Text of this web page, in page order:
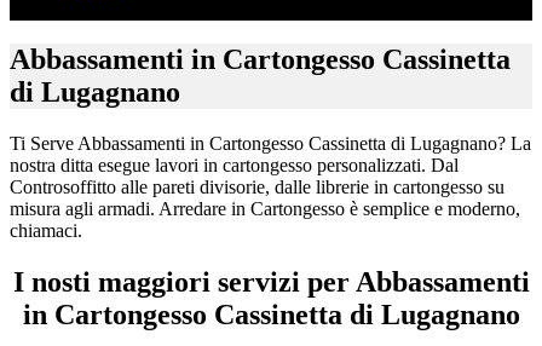
Abbassamenti in Cartongesso Cassinetta
di Lugagnano
Ti Serve Abbassamenti in Cartongesso Cassinetta di Lugagnano? La
nostra ditta esegue lavori in cartongesso personalizzati. Dal
Controsoffitto alle pareti divisorie, dalle librerie in cartongesso su
misura agli armadi. Arredare in Cartongesso è semplice e moderno,
chiamaci.
I nosti maggiori servizi per Abbassamenti
in Cartongesso Cassinetta di Lugagnano